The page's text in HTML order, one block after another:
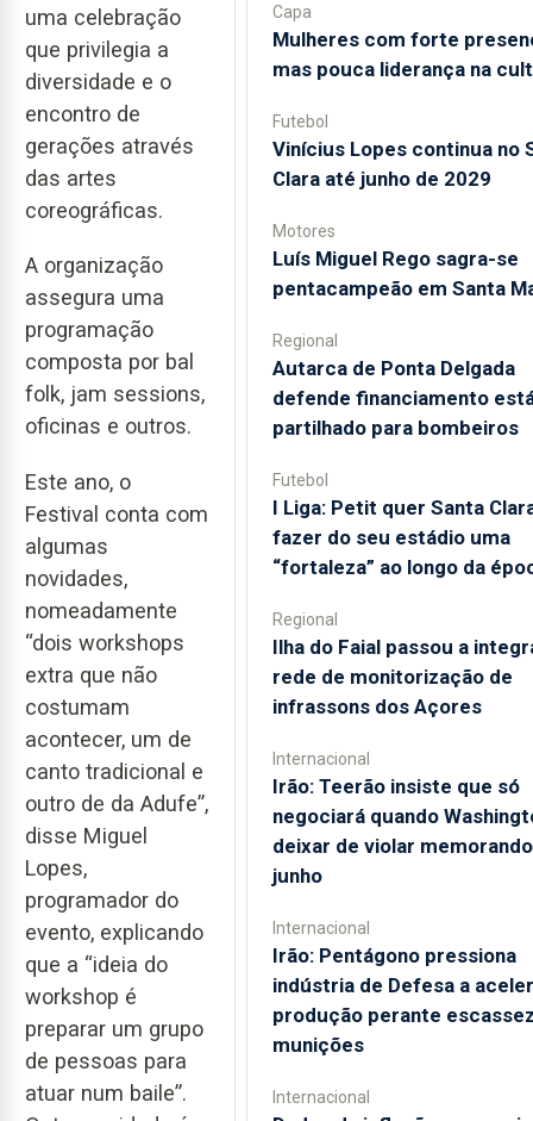
uma celebração
que privilegia a
diversidade e o
encontro de
gerações através
das artes
coreográficas.
A organização
assegura uma
programação
composta por bal
folk, jam sessions,
oficinas e outros.
Este ano, o
Festival conta com
algumas
novidades,
nomeadamente
“dois workshops
extra que não
costumam
acontecer, um de
canto tradicional e
outro de da Adufe”,
disse Miguel
Lopes,
programador do
evento, explicando
que a “ideia do
workshop é
preparar um grupo
de pessoas para
atuar num baile”.
Capa
Mulheres com forte
mas pouca liderança na
Futebol
Vinícius Lopes continua no
Clara até junho de 2029
Motores
Luís Miguel Rego sagra-se
pentacampeão em Santa
Regional
Autarca de Ponta Delgada
defende financiamento
partilhado para bombeiros
Futebol
I Liga: Petit quer Santa
fazer do seu estádio uma
“fortaleza” ao longo da
Regional
Ilha do Faial passou a
rede de monitorização de
infrassons dos Açores
Internacional
Irão: Teerão insiste que só
negociará quando
deixar de violar
junho
Internacional
Irão: Pentágono pressiona
indústria de Defesa a
produção perante
munições
Internacional